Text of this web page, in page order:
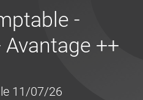
-
++
11/07/26